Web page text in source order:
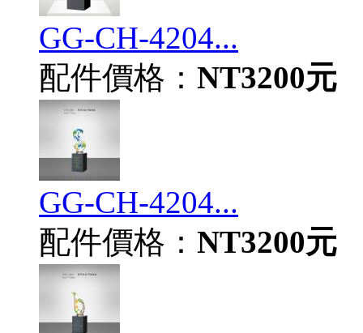
GG-CH-4204...
配件價格： NT3200元
GG-CH-4204...
配件價格： NT3200元